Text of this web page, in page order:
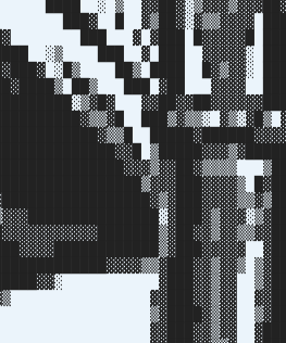
░ ▒
███▓ █ ▓▒██▓░▓▒▒▓▓▓▓
███ ▓ ▓███ █▓▓▓▓▓█
░▒ ███ ▓ ███ ▓▓▓▓▓░
░█▒ ██▒ ████ █▓▒▓▓░
██▒ ███ ▓██ ▓▓▓▓
███▒▓▒▒░ ▓▒░▓█▒
▓▓███▓▓▒▓▓ ▓███